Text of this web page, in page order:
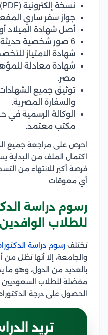
نسخة إلكترونية (PDF) من رسالة الماجستير.
جواز سفر ساري
أصل شهادة الميلاد أو
6 صور شخصية حديثة.
شهادة الامتياز
شهادة معادلة
مصر.
توثيق جميع
والسفارة المصرية.
الوكالة الرسمية في
مكتب معتمد.
احرص على مراجعة جميع
اكتمال الملف من البداية
فرصة أكبر للانتهاء من
أي معوقات.
رسوم دراسة
للطلاب
تختلف رسوم دراسة
والجامعة، إلا أنها تظل من
بالعديد من الدول، وهو
مفضلة للطلاب السعوديين
الحصول على درجة
تريد